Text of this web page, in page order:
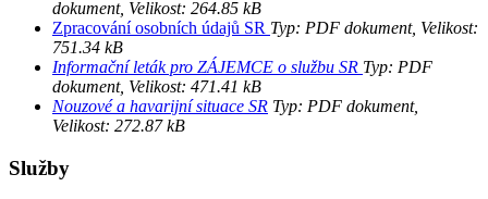
dokument, Velikost: 264.85 kB
Zpracování osobních údajů SR Typ: PDF dokument, Velikost:
751.34 kB
Informační leták pro ZÁJEMCE o službu SR Typ: PDF
dokument, Velikost: 471.41 kB
Nouzové a havarijní situace SR Typ: PDF dokument,
Velikost: 272.87 kB
Služby